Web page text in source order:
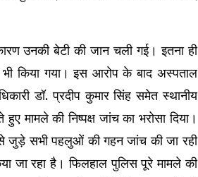
उनकी बेटी की जान चली गई। इतना ही
भी किया गया। इस आरोप के बाद अस्पताल
डॉ. प्रदीप कुमार सिंह समेत स्थानीय
मामले की निष्पक्ष जांच का भरोसा दिया।
से जुड़े सभी पहलुओं की गहन जांच की जा रही
जा रहा है। फिलहाल पुलिस पूरे मामले की